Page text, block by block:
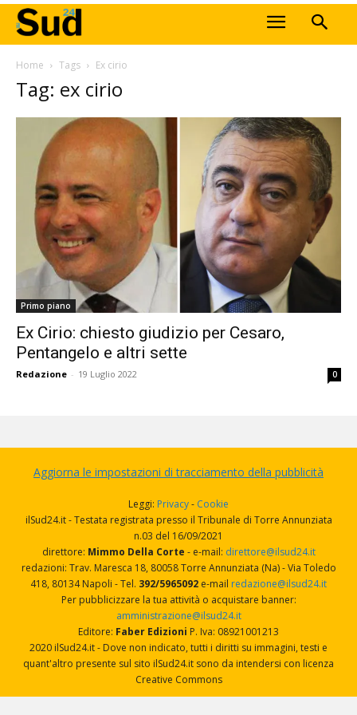
Home Tags Ex cirio
Tag: ex cirio
Primo piano
Ex Cirio: chiesto giudizio per Cesaro,
Pentangelo e altri sette
Redazione - 19 Luglio 2022 0
Aggiorna le impostazioni di tracciamento della pubblicità
Leggi: Privacy- Cookie
ilSud24.it - Testata registrata presso il Tribunale di Torre Annunziata
n.03 del 16/09/2021
direttore: Mimmo Della Corte - e-mail: direttore@ilsud24.it
redazioni: Trav. Maresca 18, 80058 Torre Annunziata (Na) - Via Toledo
418, 80134 Napoli - Tel. 392/5965092 e-mail redazione@ilsud24.it
Per pubblicizzare la tua attività o acquistare banner:
amministrazione@ilsud24.it
Editore: Faber Edizioni P. Iva: 08921001213
2020 ilSud24.it - Dove non indicato, tutti i diritti su immagini, testi e
quant'altro presente sul sito ilSud24.it sono da intendersi con licenza
Creative Commons